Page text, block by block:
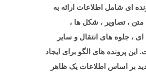
ای شامل اطلاعات ارائه به
، تصاویر ، شکل ها ،
، جلوه های انتقال و سایر
این پرونده های الگو برای ایجاد
بر اساس اطلاعات یک ظاهر